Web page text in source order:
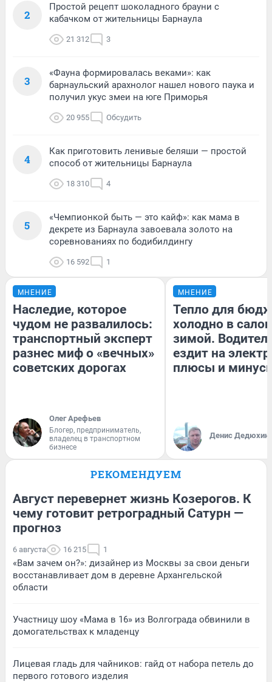
2
Простой рецепт шоколадного брауни с
кабачком от жительницы Барнаула
21 312 3
3
«Фауна формировалась веками»: как
барнаульский арахнолог нашел нового паука и
получил укус змеи на юге Приморья
20 955 Обсудить
4
Как приготовить ленивые беляши — простой
способ от жительницы Барнаула
18 310 4
5
«Чемпионкой быть — это кайф»: как мама в
декрете из Барнаула завоевала золото на
соревнованиях по бодибилдингу
16 592 1
МНЕНИЕ
Наследие, которое
чудом не развалилось:
транспортный эксперт
разнес миф о «вечных»
советских дорогах
Олег Арефьев
Блогер, предприниматель,
владелец в транспортном
бизнесе
МНЕНИЕ
Тепло для
холодно в
зимой.
ездит на
плюсы и
Денис Дедюхин
РЕКОМЕНДУЕМ
Август перевернет жизнь Козерогов. К
чему готовит ретроградный Сатурн —
прогноз
6 августа 16 215 1
«Вам зачем он?»: дизайнер из Москвы за свои деньги
восстанавливает дом в деревне Архангельской
области
Участницу шоу «Мама в 16» из Волгограда обвинили в
домогательствах к младенцу
Лицевая гладь для чайников: гайд от набора петель до
первого готового изделия